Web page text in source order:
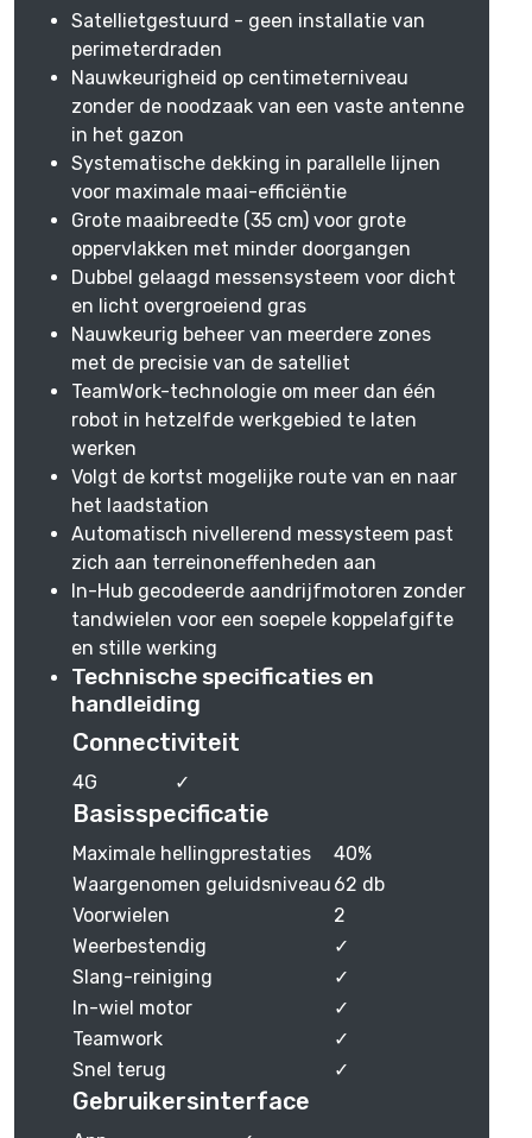
Satellietgestuurd - geen installatie van
perimeterdraden
Nauwkeurigheid op centimeterniveau
zonder de noodzaak van een vaste antenne
in het gazon
Systematische dekking in parallelle lijnen
voor maximale maai-efficiëntie
Grote maaibreedte (35 cm) voor grote
oppervlakken met minder doorgangen
Dubbel gelaagd messensysteem voor dicht
en licht overgroeiend gras
Nauwkeurig beheer van meerdere zones
met de precisie van de satelliet
TeamWork-technologie om meer dan één
robot in hetzelfde werkgebied te laten
werken
Volgt de kortst mogelijke route van en naar
het laadstation
Automatisch nivellerend messysteem past
zich aan terreinoneffenheden aan
In-Hub gecodeerde aandrijfmotoren zonder
tandwielen voor een soepele koppelafgifte
en stille werking
Technische specificaties en
handleiding
Connectiviteit
4G ✓
Basisspecificatie
Maximale hellingprestaties
40%
Waargenomen geluidsniveau 62 db
Voorwielen
2
Weerbestendig
✓
Slang-reiniging
✓
In-wiel motor
✓
Teamwork
✓
Snel terug
✓
Gebruikersinterface